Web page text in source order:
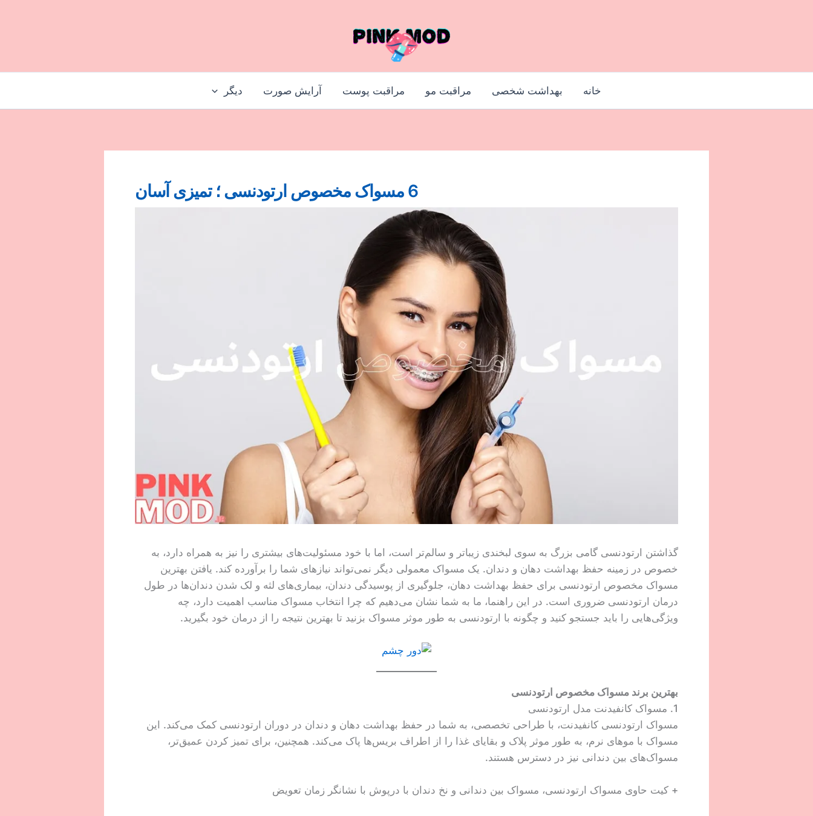
خانه بهداشت شخصی مراقبت مو مراقبت پوست آرایش صورت دیگر
6 مسواک مخصوص ارتودنسی ؛ تمیزی آسان
گذاشتن ارتودنسی گامی بزرگ به سوی لبخندی زیباتر و سالم‌تر است، اما با خود مسئولیت‌های بیشتری را نیز به همراه دارد، به
خصوص در زمینه حفظ بهداشت دهان و دندان. یک مسواک معمولی دیگر نمی‌تواند نیازهای شما را برآورده کند. یافتن بهترین
مسواک مخصوص ارتودنسی برای حفظ بهداشت دهان، جلوگیری از پوسیدگی دندان، بیماری‌های لثه و لک شدن دندان‌ها در طول
درمان ارتودنسی ضروری است. در این راهنما، ما به شما نشان می‌دهیم که چرا انتخاب مسواک مناسب اهمیت دارد، چه
ویژگی‌هایی را باید جستجو کنید و چگونه با ارتودنسی به طور موثر مسواک بزنید تا بهترین نتیجه را از درمان خود بگیرید.
بهترین برند مسواک مخصوص ارتودنسی
1. مسواک کانفیدنت مدل ارتودنسی
مسواک ارتودنسی کانفیدنت، با طراحی تخصصی، به شما در حفظ بهداشت دهان و دندان در دوران ارتودنسی کمک می‌کند. این
مسواک با موهای نرم، به طور موثر پلاک و بقایای غذا را از اطراف بریس‌ها پاک می‌کند. همچنین، برای تمیز کردن عمیق‌تر،
مسواک‌های بین دندانی نیز در دسترس هستند.
+ کیت حاوی مسواک ارتودنسی، مسواک بین دندانی و نخ دندان با درپوش با نشانگر زمان تعویض